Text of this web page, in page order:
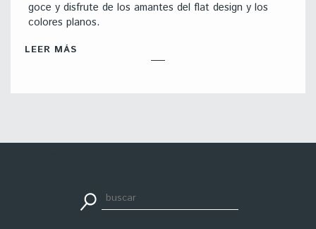
goce y disfrute de los amantes del flat design y los
colores planos.
LEER MÁS